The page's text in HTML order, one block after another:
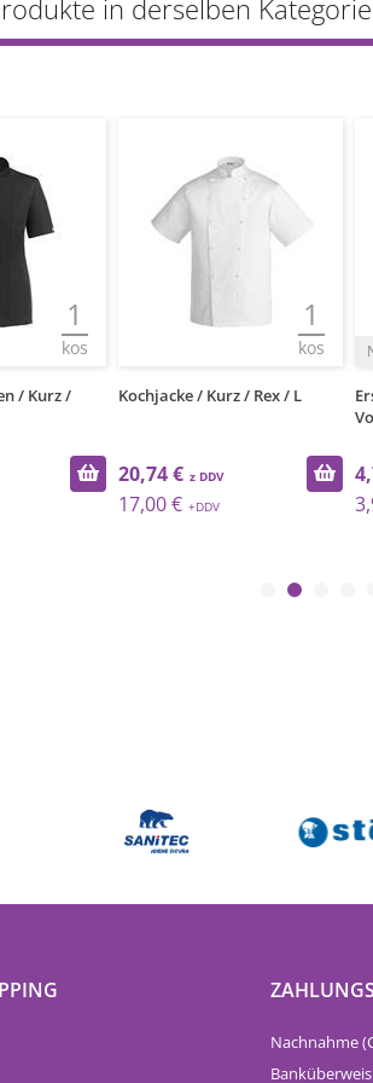
in derselben Kategorie
1
kos
/ Kurz /
1
kos
Kochjacke / Kurz / Rex / L
20,74 €
17,00 €
Nachnahme